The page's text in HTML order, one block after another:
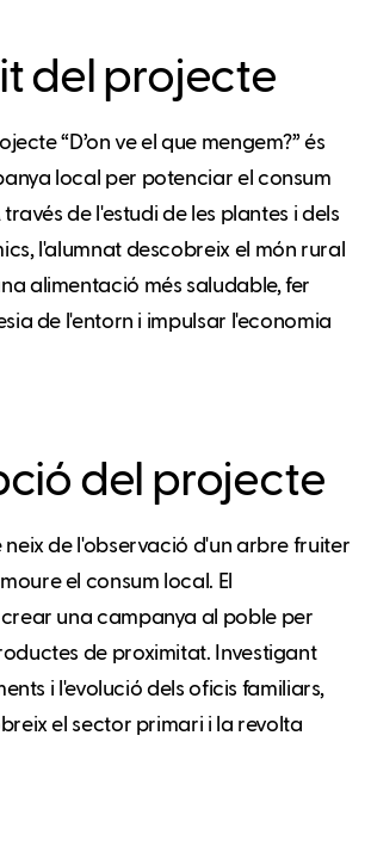
del projecte
“D’on ve el que mengem?” és
local per potenciar el consum
de l'estudi de les plantes i dels
l'alumnat descobreix el món rural
alimentació més saludable, fer
de l'entorn i impulsar l'economia
del projecte
neix de l'observació d'un arbre fruiter
el consum local. El
una campanya al poble per
de proximitat. Investigant
i l'evolució dels oficis familiars,
el sector primari i la revolta